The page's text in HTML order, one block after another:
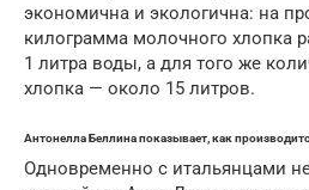
экономична и экологична: на
килограмма молочного хлопка
1 литра воды, а для того же
хлопка — около 15 литров.
Антонелла Беллина показывает, как
Одновременно с итальянцами